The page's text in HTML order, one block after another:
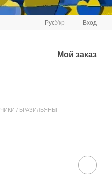
РусУкр Вход
Мой заказ
ЧИКИ / БРАЗИЛЬЯНЫ